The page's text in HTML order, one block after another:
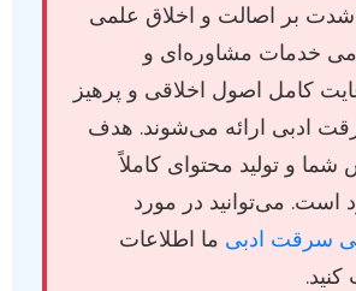
شدت بر اصالت و اخلاق علمی
خدمات مشاوره‌ای و
کامل اصول اخلاقی و پرهیز
ادبی ارائه می‌شوند. هدف
شما و تولید محتوای کاملاً
است. می‌توانید در مورد
سرقت ادبی ما اطلاعات